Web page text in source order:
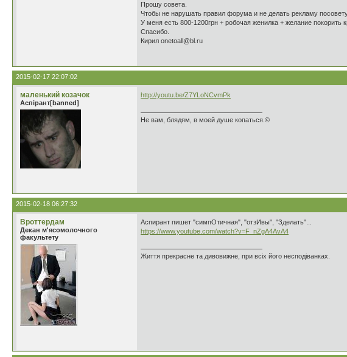
Прошу совета.
Чтобы не нарушать правил форума и не делать рекламу
У меня есть 800-1200грн + робочая женилка + желание покорить
Спасибо.
Кирил onetoall@bl.ru
2015-02-17 22:07:02
маленький козачок
Аспірант[banned]
http://youtu.be/Z7YLoNCvmPk
Не вам, блядям, в моей душе копаться.©
2015-02-18 06:27:32
Вроттердам
Декан м'ясомолочного
факультету
Аспирант пишет "симпОтичная", "отзИвы", "Зделать"...
https://www.youtube.com/watch?v=F_nZgA4AvA4
Життя прекрасне та дивовижне, при всіх його несподіванках.